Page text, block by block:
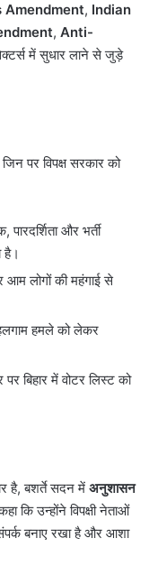
Amendment, Indian
, Anti-
में सुधार लाने से जुड़े
पर विपक्ष सरकार को
और भर्ती
है।
लोगों की महंगाई से
हमले को लेकर
बिहार में वोटर लिस्ट को
है, बशर्ते सदन में अनुशासन
कि उन्होंने विपक्षी नेताओं
बनाए रखा है और आशा